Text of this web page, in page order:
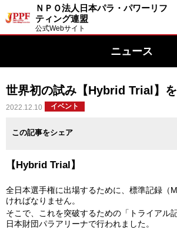
ＮＰＯ法人日本パラ・パワーリフ
ティング連盟
公式Webサイト
ニュース
世界初の試み【Hybrid Trial】
2022.12.10 イベント
この記事をシェア
【Hybrid Trial】
全日本選手権に出場するために、標準記録（
ければなりません。
そこで、これを突破するための「トライアル
日本財団パラアリーナで行われました。